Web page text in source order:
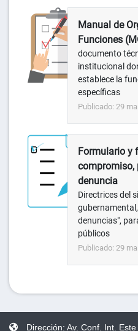
Manual de
Funciones
documento
institucional
establece la
específicas
Publicado: 29
Formulario y
compromiso,
denuncia
Directrices del
denuncias",
públicos
Publicado: 29
Dirección: Av. Conf. Int. Este